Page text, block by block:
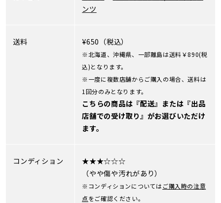
ンツ
送料 ¥650（税込）
※北海道、沖縄県、一部離島は送料￥890(税
込)となります。
※一度に複数店舗からご購入の場合、送料は
1回分のみとなります。
こちらの商品は『配送』または『出品
店舗での受け取り』がお選びいただけ
ます。
コンディション
★★★☆☆☆
（やや傷や汚れがあり）
※コンディションについてはご購入時の注意
点をご確認ください。